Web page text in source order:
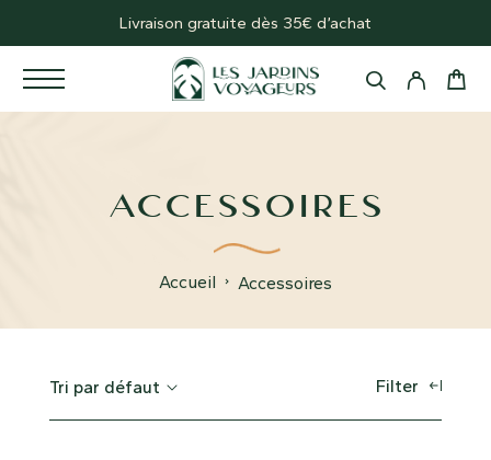
Livraison gratuite dès 35€ d’achat
ACCESSOIRES
Accueil Accessoires
Tri par défaut Filter